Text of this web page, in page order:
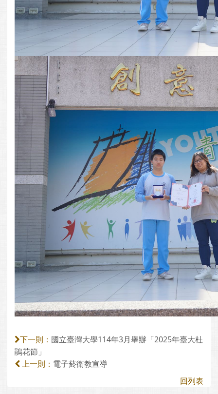
下一則： 國立臺灣大學114年3月舉辦「2025年臺大杜
鵑花節」
上一則： 電子菸衛教宣導
回列表